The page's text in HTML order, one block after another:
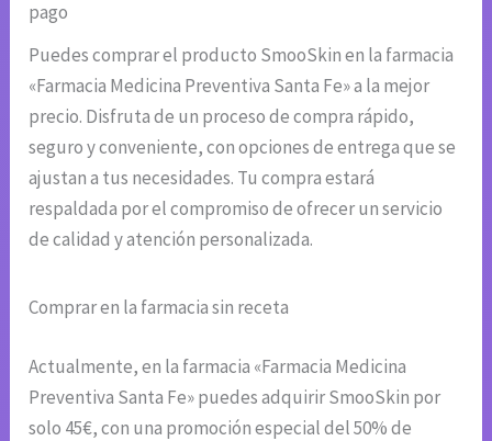
pago
Puedes comprar el producto SmooSkin en la farmacia
«Farmacia Medicina Preventiva Santa Fe» a la mejor
precio. Disfruta de un proceso de compra rápido,
seguro y conveniente, con opciones de entrega que se
ajustan a tus necesidades. Tu compra estará
respaldada por el compromiso de ofrecer un servicio
de calidad y atención personalizada.
Comprar en la farmacia sin receta
Actualmente, en la farmacia «Farmacia Medicina
Preventiva Santa Fe» puedes adquirir SmooSkin por
solo 45€, con una promoción especial del 50% de